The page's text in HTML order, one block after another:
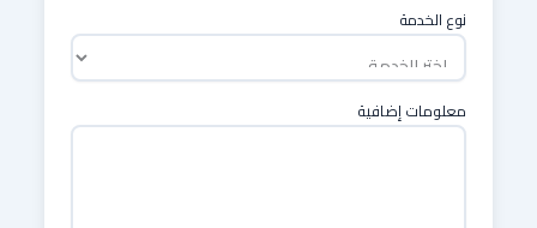
نوع الخدمة
معلومات إضافية